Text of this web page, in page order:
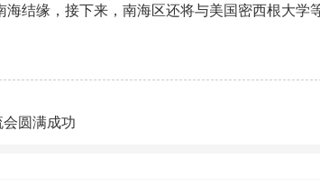
结缘，接下来，南海区还将与美国密西根大学
圆满成功